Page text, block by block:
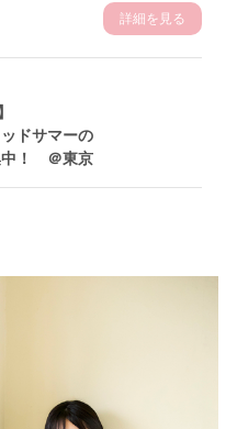
詳細を見る
ドサマーの
中！ ＠東京